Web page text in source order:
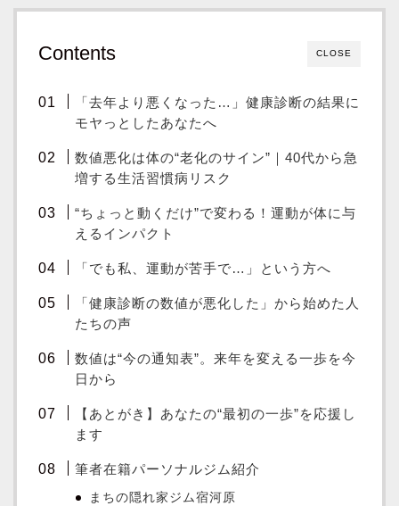
CLOSE
Contents
「去年より悪くなった…」健康診断の結果に
モヤっとしたあなたへ
数値悪化は体の“老化のサイン”｜40代から急
増する生活習慣病リスク
“ちょっと動くだけ”で変わる！運動が体に与
えるインパクト
「でも私、運動が苦手で…」という方へ
「健康診断の数値が悪化した」から始めた人
たちの声
数値は“今の通知表”。来年を変える一歩を今
日から
【あとがき】あなたの“最初の一歩”を応援し
ます
筆者在籍パーソナルジム紹介
まちの隠れ家ジム宿河原